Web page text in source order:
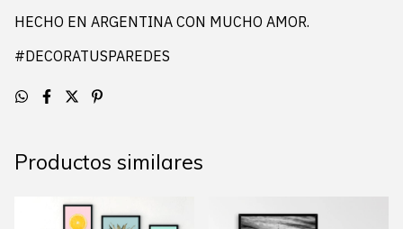
HECHO EN ARGENTINA CON MUCHO AMOR.
#DECORATUSPAREDES
Productos similares